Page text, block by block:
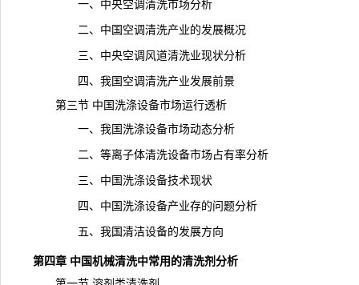
一、中央空调清洗市场分析
二、中国空调清洗产业的发展概况
三、中央空调风道清洗业现状分析
四、我国空调清洗产业发展前景
第三节 中国洗涤设备市场运行透析
一、我国洗涤设备市场动态分析
二、等离子体清洗设备市场占有率分析
三、中国洗涤设备技术现状
四、中国洗涤设备产业存的问题分析
五、我国清洁设备的发展方向
第四章 中国机械清洗中常用的清洗剂分析